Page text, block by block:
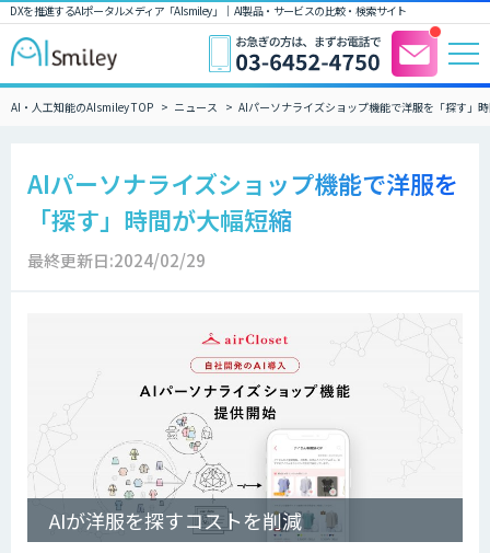
DXを推進するAIポータルメディア「AIsmiley」｜ AI製品・サービスの比較・検索サイト
AI・人工知能のAIsmiley TOP ニュース AIパーソナライズショップ機能で洋服を「探す」
AIパーソナライズショップ機能で洋服を
「探す」時間が大幅短縮
最終更新日:2024/02/29
AIが洋服を探すコストを削減